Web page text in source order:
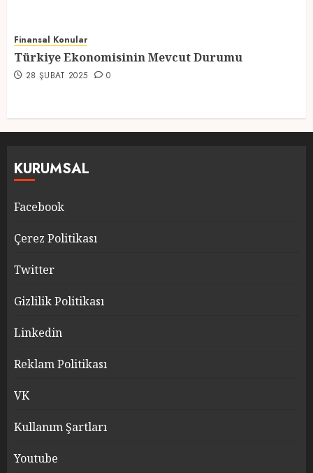
Finansal Konular
Türkiye Ekonomisinin Mevcut Durumu
28 ŞUBAT 2025 0
KURUMSAL
Facebook
Çerez Politikası
Twitter
Gizlilik Politikası
Linkedin
Reklam Politikası
VK
Kullanım Şartları
Youtube